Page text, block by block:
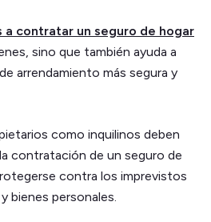
a contratar un seguro de hogar
sino que también ayuda a
arrendamiento más segura y
como inquilinos deben
contratación de un seguro de
contra los imprevistos
bienes personales.